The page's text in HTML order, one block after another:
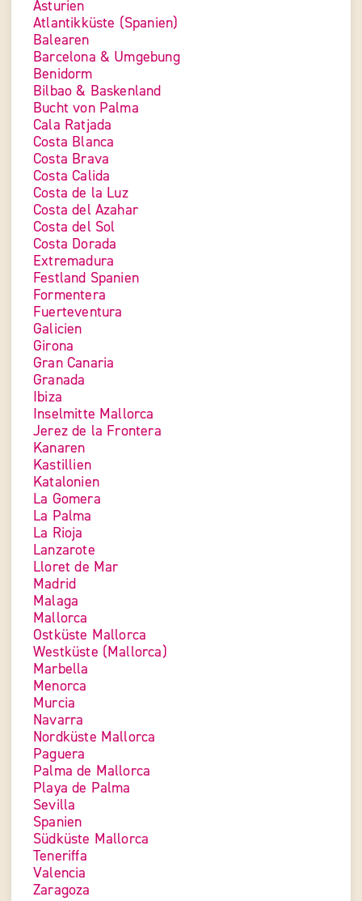
Asturien
Atlantikküste (Spanien)
Balearen
Barcelona & Umgebung
Benidorm
Bilbao & Baskenland
Bucht von Palma
Cala Ratjada
Costa Blanca
Costa Brava
Costa Calida
Costa de la Luz
Costa del Azahar
Costa del Sol
Costa Dorada
Extremadura
Festland Spanien
Formentera
Fuerteventura
Galicien
Girona
Gran Canaria
Granada
Ibiza
Inselmitte Mallorca
Jerez de la Frontera
Kanaren
Kastillien
Katalonien
La Gomera
La Palma
La Rioja
Lanzarote
Lloret de Mar
Madrid
Malaga
Mallorca
Ostküste Mallorca
Westküste (Mallorca)
Marbella
Menorca
Murcia
Navarra
Nordküste Mallorca
Paguera
Palma de Mallorca
Playa de Palma
Sevilla
Spanien
Südküste Mallorca
Teneriffa
Valencia
Zaragoza